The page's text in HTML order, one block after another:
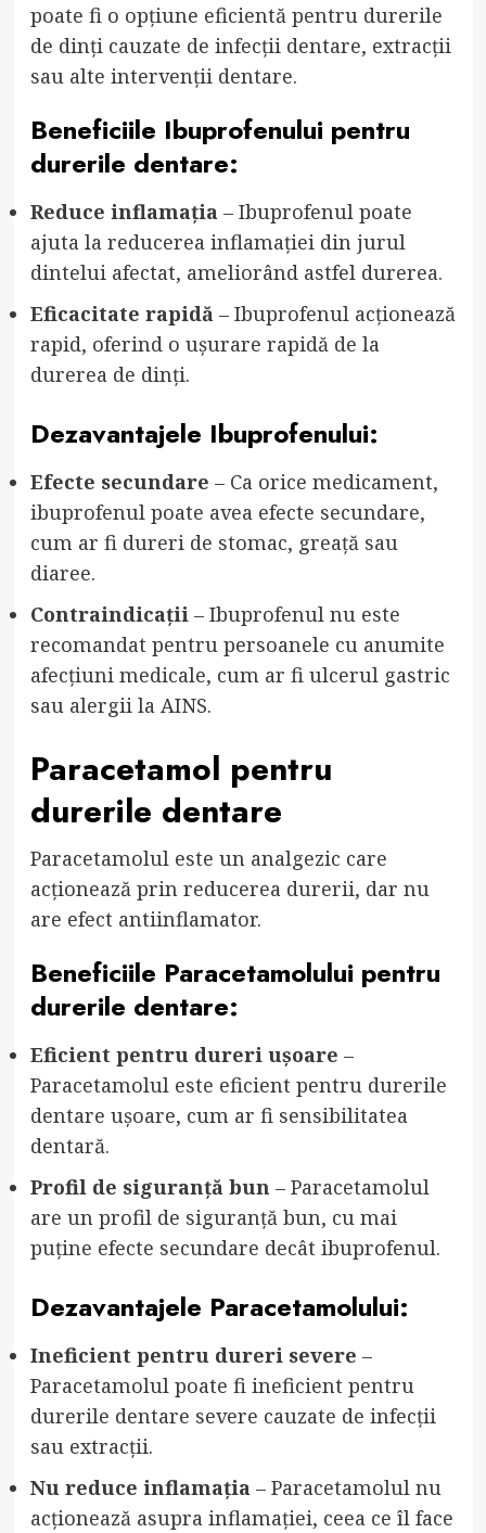
poate fi o opțiune eficientă pentru durerile
de dinți cauzate de infecții dentare, extracții
sau alte intervenții dentare.
Beneficiile Ibuprofenului pentru
durerile dentare:
Reduce inflamația– Ibuprofenul poate
ajuta la reducerea inflamației din jurul
dintelui afectat, ameliorând astfel durerea.
Eficacitate rapidă– Ibuprofenul acționează
rapid, oferind o ușurare rapidă de la
durerea de dinți.
Dezavantajele Ibuprofenului:
Efecte secundare – Ca orice medicament,
ibuprofenul poate avea efecte secundare,
cum ar fi dureri de stomac, greață sau
diaree.
Contraindicații– Ibuprofenul nu este
recomandat pentru persoanele cu anumite
afecțiuni medicale, cum ar fi ulcerul gastric
sau alergii la AINS.
Paracetamol pentru
durerile dentare
Paracetamolul este un analgezic care
acționează prin reducerea durerii, dar nu
are efect antiinflamator.
Beneficiile Paracetamolului pentru
durerile dentare:
Eficient pentru dureri ușoare –
Paracetamolul este eficient pentru durerile
dentare ușoare, cum ar fi sensibilitatea
dentară.
Profil de siguranță bun – Paracetamolul
are un profil de siguranță bun, cu mai
puține efecte secundare decât ibuprofenul.
Dezavantajele Paracetamolului:
Ineficient pentru dureri severe –
Paracetamolul poate fi ineficient pentru
durerile dentare severe cauzate de infecții
sau extracții.
Nu reduce inflamația– Paracetamolul nu
acționează asupra inflamației, ceea ce îl face